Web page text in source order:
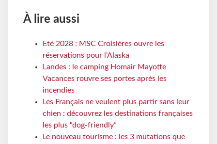
À lire aussi
Eté 2028 : MSC Croisières ouvre les
réservations pour l'Alaska
Landes : le camping Homair Mayotte
Vacances rouvre ses portes après les
incendies
Les Français ne veulent plus partir sans leur
chien : découvrez les destinations françaises
les plus “dog-friendly”
Le nouveau tourisme : les 3 mutations que